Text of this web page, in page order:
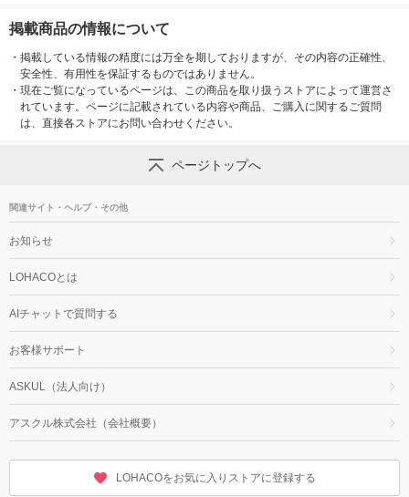
掲載商品の情報について
・ 掲載している情報の精度には万全を期しておりますが、その内容の正確性、
安全性、有用性を保証するものではありません。
・ 現在ご覧になっているページは、この商品を取り扱うストアによって運営さ
れています。ページに記載されている内容や商品、ご購入に関するご質問
は、直接各ストアにお問い合わせください。
ページトップへ
関連サイト・ヘルプ・その他
お知らせ
LOHACOとは
AIチャットで質問する
お客様サポート
ASKUL（法人向け）
アスクル株式会社（会社概要）
LOHACOをお気に入りストアに登録する